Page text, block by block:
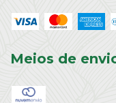
Meios de